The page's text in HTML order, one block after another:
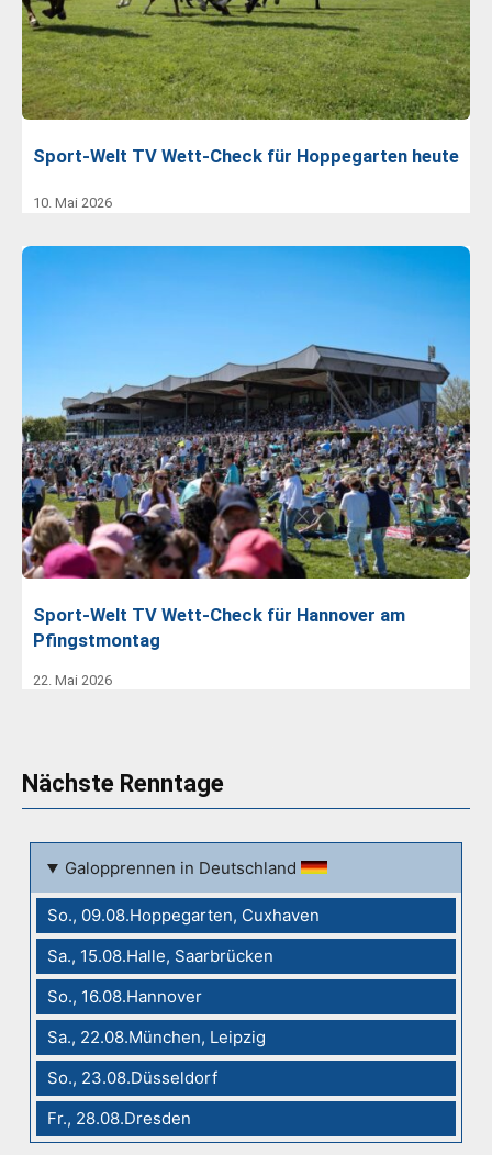
Sport-Welt TV Wett-Check für Hoppegarten heute
10. Mai 2026
Sport-Welt TV Wett-Check für Hannover am
Pfingstmontag
22. Mai 2026
Nächste Renntage
Galopprennen in Deutschland
So., 09.08.Hoppegarten, Cuxhaven
Sa., 15.08.Halle, Saarbrücken
So., 16.08.Hannover
Sa., 22.08.München, Leipzig
So., 23.08.Düsseldorf
Fr., 28.08.Dresden